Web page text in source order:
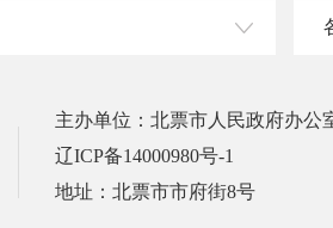
主办单位：北票市人民政府办公
辽ICP备14000980号-1
地址：北票市市府街8号